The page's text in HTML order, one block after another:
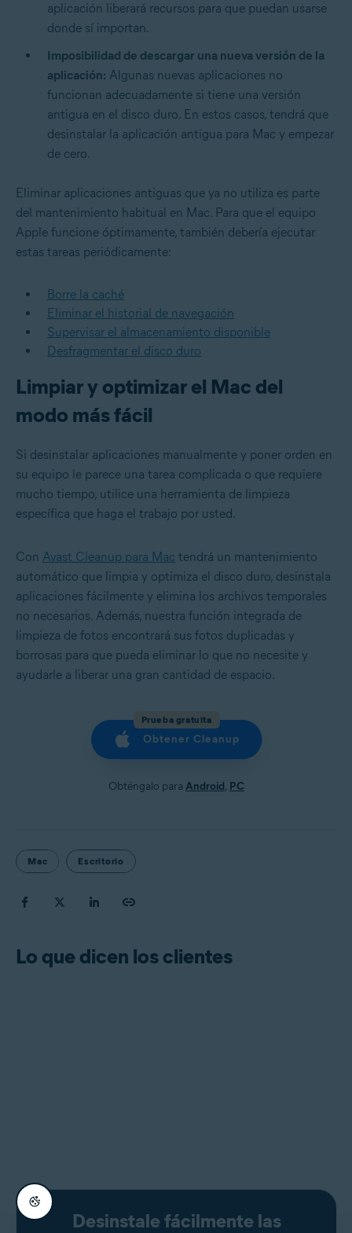
aplicación liberará recursos para que puedan usarse
donde sí importan.
Imposibilidad de descargar una nueva versión de la
aplicación: Algunas nuevas aplicaciones no
funcionan adecuadamente si tiene una versión
antigua en el disco duro. En estos casos, tendrá que
desinstalar la aplicación antigua para Mac y empezar
de cero.
Eliminar aplicaciones antiguas que ya no utiliza es parte
del mantenimiento habitual en Mac. Para que el equipo
Apple funcione óptimamente, también debería ejecutar
estas tareas periódicamente:
Borre la caché
Eliminar el historial de navegación
Supervisar el almacenamiento disponible
Desfragmentar el disco duro
Limpiar y optimizar el Mac del
modo más fácil
Si desinstalar aplicaciones manualmente y poner orden en
su equipo le parece una tarea complicada o que requiere
mucho tiempo, utilice una herramienta de limpieza
específica que haga el trabajo por usted.
Con Avast Cleanup para Mac tendrá un mantenimiento
automático que limpia y optimiza el disco duro, desinstala
aplicaciones fácilmente y elimina los archivos temporales
no necesarios. Además, nuestra función integrada de
limpieza de fotos encontrará sus fotos duplicadas y
borrosas para que pueda eliminar lo que no necesite y
ayudarle a liberar una gran cantidad de espacio.
Prueba gratuita
Obtener Cleanup
Obténgalo para Android, PC
Mac Escritorio
Lo que dicen los clientes
Desinstale fácilmente las